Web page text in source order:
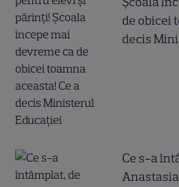
de obicei
decis
Ce s-a